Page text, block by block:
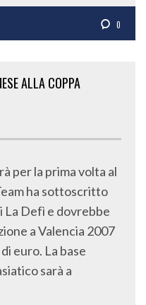
0
ALLA COPPA
per la prima volta al
ha sottoscritto
La Defì e dovrebbe
a Valencia 2007
euro. La base
sarà a